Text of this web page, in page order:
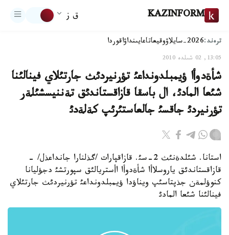
KAZINFORM ق ز
ترەند:2026-سايلاۋ وقيعاتاعايىنداۋاقوردا
13:05, 02 شىلدە 2010
شأةدوأا ؤيمبلدونداعئ تؤرنيردئث جارتئلاي فينالئنا
شئعا المادئ، ال باسقا قازاقستاندئق تةننيسشئلةر
تؤرنيردئ جاقسئ جالعاستئرئپ كةلةدئ
استانا. شئلدةنئث 2-سئ. قازاقپارات /گذلنارا جانداعذل/ -
قازاقستاندئق ياروسلاأا شأةدوأا اأستريالئق سپورتشئ دجؤليانا
كنوؤلمةن جذپتاسئپ ويناؤدا ؤيمبلدونداعئ تؤرنيردئث جارتئلاي
فينالئنا شئعا المادئ